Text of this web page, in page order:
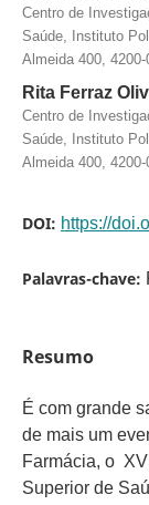
Centro de
Saúde, Instituto
Almeida 400,
Rita Ferraz
Centro de
Saúde, Instituto
Almeida 400,
DOI: https://
Palavras-chave:
Resumo
É com grande
de mais um
Farmácia, o
Superior de